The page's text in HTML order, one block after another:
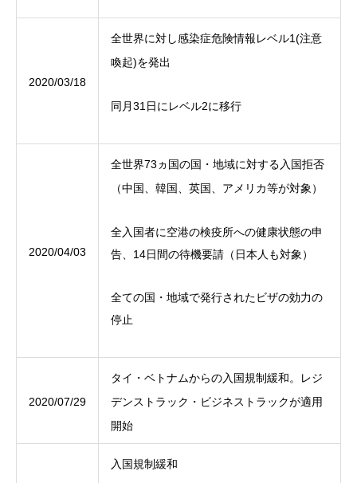
2020/03/18
全世界に対し感染症危険情報レベル1(注意
喚起)を発出
同月31日にレベル2に移行
2020/04/03
全世界73ヵ国の国・地域に対する入国拒否
（中国、韓国、英国、アメリカ等が対象）
全入国者に空港の検疫所への健康状態の申
告、14日間の待機要請（日本人も対象）
全ての国・地域で発行されたビザの効力の
停止
2020/07/29
タイ・ベトナムからの入国規制緩和。レジ
デンストラック・ビジネストラックが適用
開始
入国規制緩和